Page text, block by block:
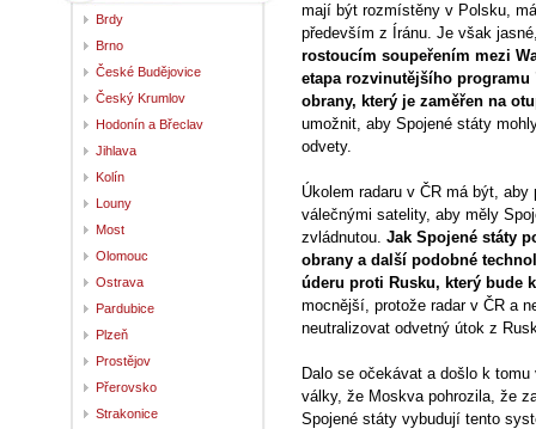
mají být rozmístěny v Polsku,
především z Íránu. Je však
rostoucím soupeřením mezi
etapa rozvinutějšího programu
obrany, který je zaměřen na
umožnit, aby Spojené státy
odvety.
Úkolem radaru v ČR má být,
válečnými satelity, aby měly
zvládnutou. Jak Spojené státy
obrany a další podobné
úderu proti Rusku, který bude
mocnější, protože radar v ČR a
neutralizovat odvetný útok z
Dalo se očekávat a došlo k
války, že Moskva pohrozila, že
Spojené státy vybudují tento
Brdy
Brno
České Budějovice
Český Krumlov
Hodonín a Břeclav
Jihlava
Kolín
Louny
Most
Olomouc
Ostrava
Pardubice
Plzeň
Prostějov
Přerovsko
Strakonice